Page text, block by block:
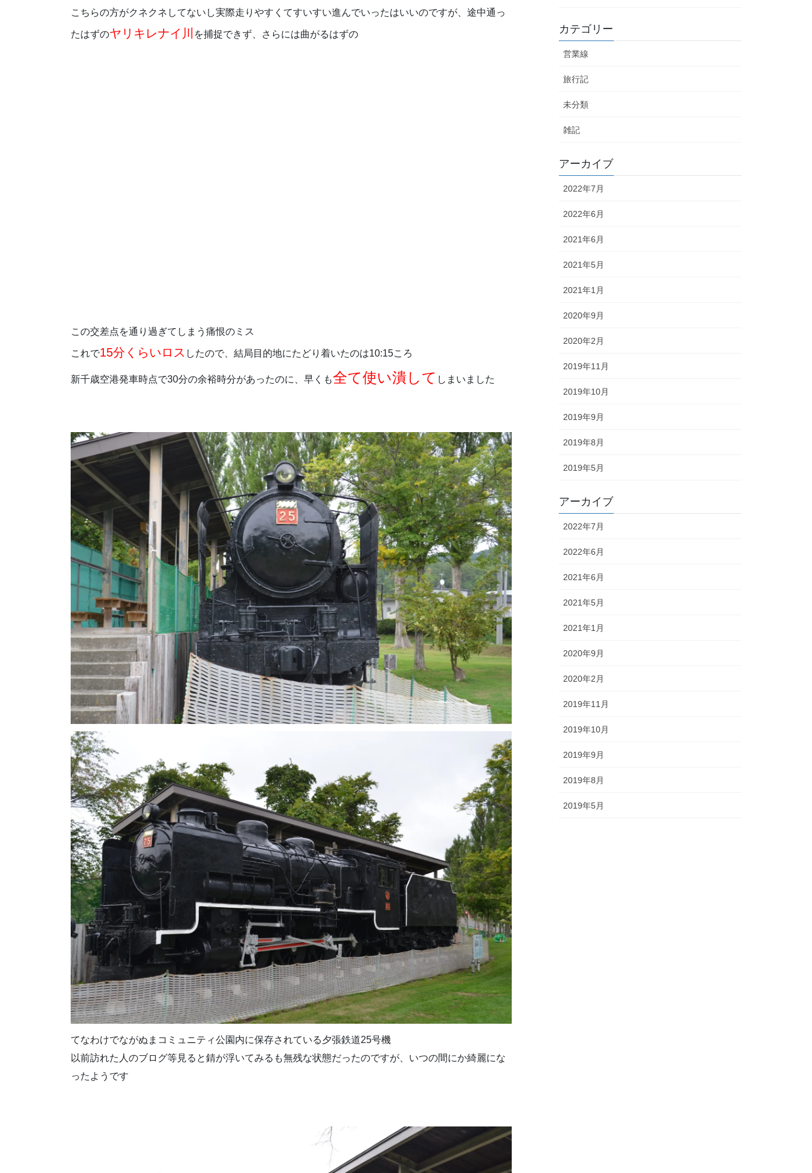
こちらの方がクネクネしてないし実際走りやすくてすいすい進んでいったはいいのですが、途中通っ
たはずのヤリキレナイ川 を捕捉できず、さらには曲がるはずの
この交差点を通り過ぎてしまう痛恨のミス
これで15分くらいロス したので、結局目的地にたどり着いたのは10:15ころ
新千歳空港発車時点で30分の余裕時分があったのに、早くも全て使い潰して しまいました
てなわけでながぬまコミュニティ公園内に保存されている夕張鉄道25号機
以前訪れた人のブログ等見ると錆が浮いてみるも無残な状態だったのですが、いつの間にか綺麗にな
ったようです
カテゴリー
営業線
旅行記
未分類
雑記
アーカイブ
2022年7月
2022年6月
2021年6月
2021年5月
2021年1月
2020年9月
2020年2月
2019年11月
2019年10月
2019年9月
2019年8月
2019年5月
アーカイブ
2022年7月
2022年6月
2021年6月
2021年5月
2021年1月
2020年9月
2020年2月
2019年11月
2019年10月
2019年9月
2019年8月
2019年5月